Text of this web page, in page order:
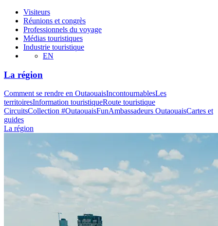
Visiteurs
Réunions et congrès
Professionnels du voyage
Médias touristiques
Industrie touristique
EN
La région
Comment se rendre en OutaouaisIncontournablesLes
territoiresInformation touristiqueRoute touristique
CircuitsCollection #OutaouaisFunAmbassadeurs OutaouaisCartes et
guides
La région